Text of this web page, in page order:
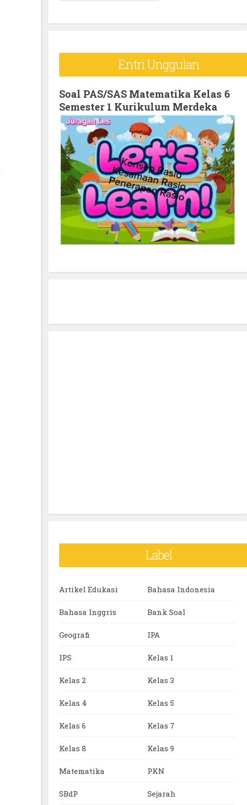
e
f
o
r
:
Entri Unggulan
Soal PAS/SAS Matematika Kelas 6
Semester 1 Kurikulum Merdeka
Label
Artikel Edukasi Bahasa Indonesia
Bahasa Inggris Bank Soal
Geografi IPA
IPS Kelas 1
Kelas 2 Kelas 3
Kelas 4 Kelas 5
Kelas 6 Kelas 7
Kelas 8 Kelas 9
Matematika PKN
SBdP Sejarah